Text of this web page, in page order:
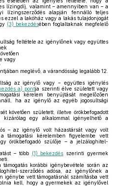
lízingdíj, valamint – amennyiben van – a
lízingszerződés alapján fennálló teljes
ezzel a lakóház vagy a lakás tulajdonjogát
(3) bekezdésében foglaltaknak megfelelő
feltétele az igénylőnek vagy együttes
vagy
meglévő, a várandósság legalább 12.
az igénylő vagy − együttes igénylés
a) pontja szerinti élve született vagy
kérelem benyújtását megelőzően
ha az igénylő az egyéb jogosultsági
követően született, illetve örökbefogadott
kizárólag egy alkalommal igényelhető a
– az igénylő volt házastársát vagy volt
kérelemben figyelembe vett
örökbefogadó szülője – a jelzáloghitel-
– több (1) bekezdés szerinti gyermek
korábbi igénybevétele során az
szerződés adósa, az igénylőnek a
igénybe vett támogatásnál számításba vett
kell, hogy a gyermekek az igénylővel